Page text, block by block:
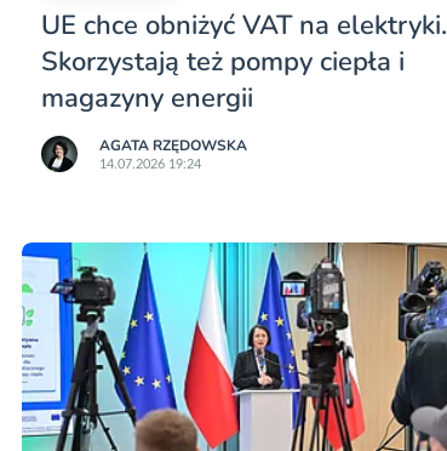
UE chce obniżyć VAT na elektryki.
Skorzystają też pompy ciepła i
magazyny energii
AGATA RZĘDOWSKA
14.07.2026 19:24